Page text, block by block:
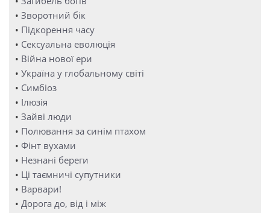
• Зворотний бік
• Підкорення часу
• Сексуальна еволюція
• Війна нової ери
• Україна у глобальному світі
• Симбіоз
• Ілюзія
• Зайві люди
• Полювання за синім птахом
• Фінт вухами
• Незнані береги
• Ці таємничі супутники
• Варвари!
• Дорога до, від і між